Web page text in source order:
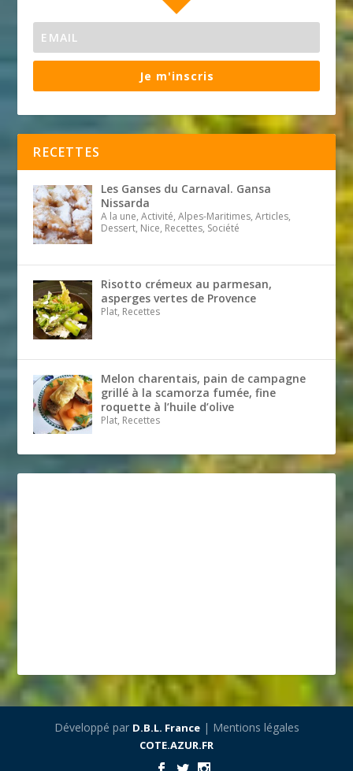
Je m'inscris
RECETTES
Les Ganses du Carnaval. Gansa
Nissarda
A la une, Activité, Alpes-Maritimes, Articles,
Dessert, Nice, Recettes, Société
Risotto crémeux au parmesan,
asperges vertes de Provence
Plat, Recettes
Melon charentais, pain de campagne
grillé à la scamorza fumée, fine
roquette à l’huile d’olive
Plat, Recettes
Développé par D.B.L. France| Mentions légales
COTE.AZUR.FR